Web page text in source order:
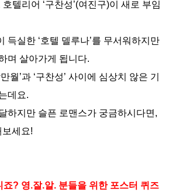
텔리어 ‘구찬성’(여진구)이 새로 부임
득실한 ‘호텔 델루나’를 무서워하지만
며 살아가게 됩니다.
월’과 ‘구찬성’ 사이에 심상치 않은 기
데요.
하지만 슬픈 로맨스가 궁금하시다면,
보세요!
죠? 영.잘.알. 분들을 위한 포스터 퀴즈